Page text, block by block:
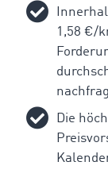
1,58 €/
Die